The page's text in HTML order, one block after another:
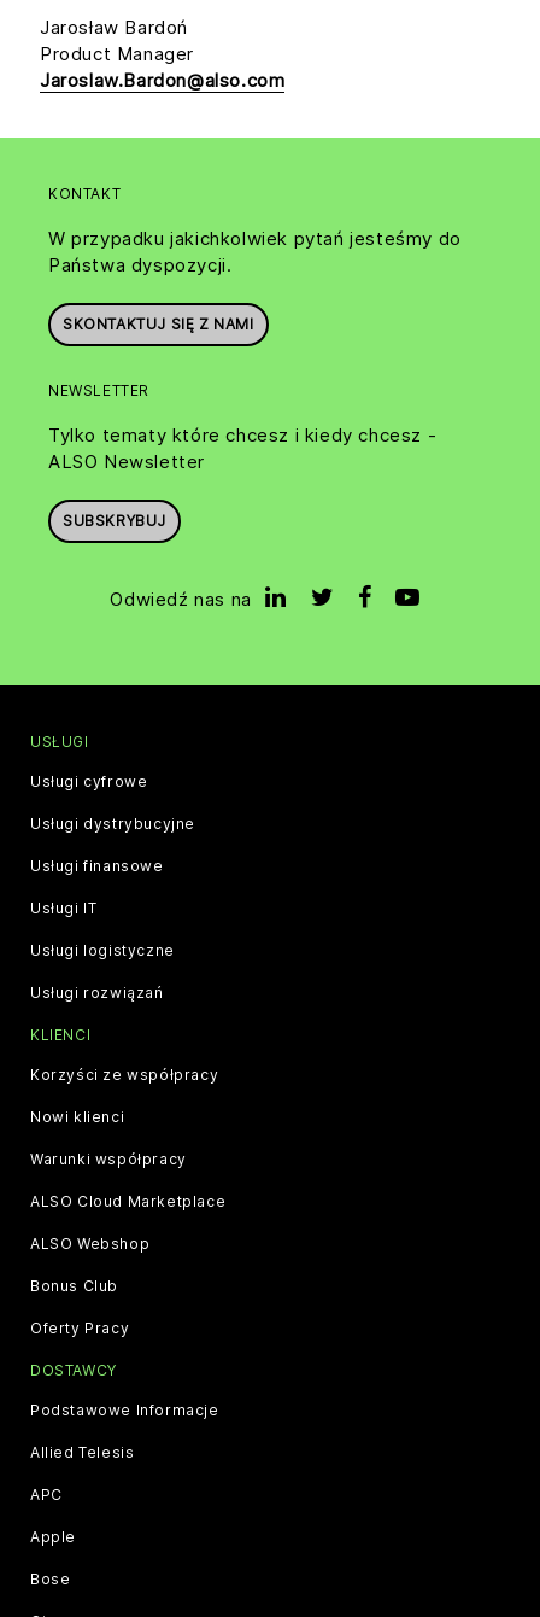
Jarosław Bardoń
Product Manager
Jaroslaw.Bardon@also.com
KONTAKT
W przypadku jakichkolwiek pytań jesteśmy do
Państwa dyspozycji.
SKONTAKTUJ SIĘ Z NAMI
NEWSLETTER
Tylko tematy które chcesz i kiedy chcesz -
ALSO Newsletter
SUBSKRYBUJ
Odwiedź nas na
USŁUGI
Usługi cyfrowe
Usługi dystrybucyjne
Usługi finansowe
Usługi IT
Usługi logistyczne
Usługi rozwiązań
KLIENCI
Korzyści ze współpracy
Nowi klienci
Warunki współpracy
ALSO Cloud Marketplace
ALSO Webshop
Bonus Club
Oferty Pracy
DOSTAWCY
Podstawowe Informacje
Allied Telesis
APC
Apple
Bose